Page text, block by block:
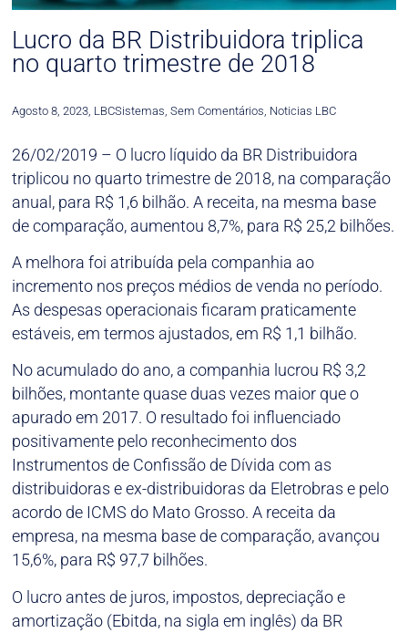
Lucro da BR Distribuidora triplica
no quarto trimestre de 2018
Agosto 8, 2023, LBCSistemas, Sem Comentários, Noticias LBC
26/02/2019 – O lucro líquido da BR Distribuidora
triplicou no quarto trimestre de 2018, na comparação
anual, para R$ 1,6 bilhão. A receita, na mesma base
de comparação, aumentou 8,7%, para R$ 25,2 bilhões.
A melhora foi atribuída pela companhia ao
incremento nos preços médios de venda no período.
As despesas operacionais ficaram praticamente
estáveis, em termos ajustados, em R$ 1,1 bilhão.
No acumulado do ano, a companhia lucrou R$ 3,2
bilhões, montante quase duas vezes maior que o
apurado em 2017. O resultado foi influenciado
positivamente pelo reconhecimento dos
Instrumentos de Confissão de Dívida com as
distribuidoras e ex-distribuidoras da Eletrobras e pelo
acordo de ICMS do Mato Grosso. A receita da
empresa, na mesma base de comparação, avançou
15,6%, para R$ 97,7 bilhões.
O lucro antes de juros, impostos, depreciação e
amortização (Ebitda, na sigla em inglês) da BR